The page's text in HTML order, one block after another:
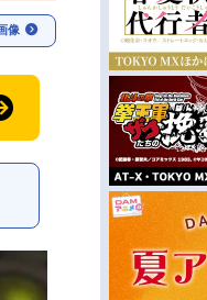
像